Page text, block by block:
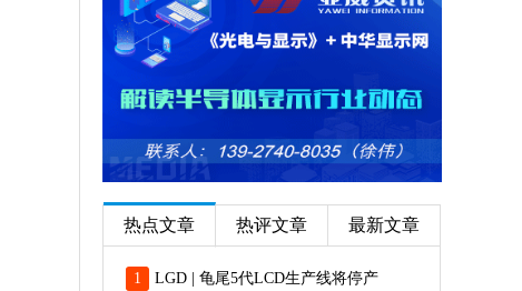
热点文章 热评文章 最新文章
1
LGD | 龟尾5代LCD生产线将停产